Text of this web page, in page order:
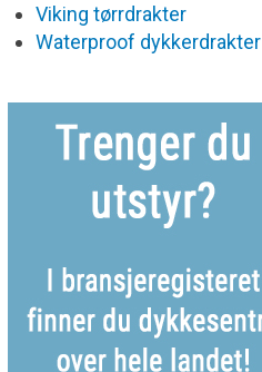
Viking tørrdrakter
Waterproof dykkerdrakter